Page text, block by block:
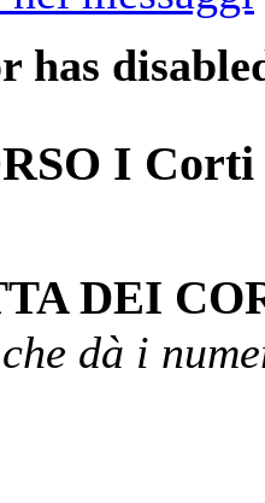
has
I
DEI
dà i